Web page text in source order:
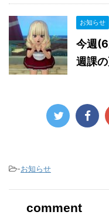
お知らせ
今週
週課
-お知らせ
comment